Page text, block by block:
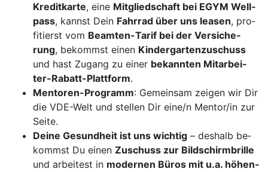
Kre­dit­kar­te, eine Mit­glied­schaft bei EGYM Well­
pass, kannst Dein Fahr­rad über uns lea­sen, pro­
fi­tierst vom Be­am­ten-Ta­rif bei der Ver­si­che­
rung, be­kommst ei­nen Kin­der­gar­ten­zu­schuss
und hast Zu­gang zu ei­ner be­kann­ten Mit­ar­bei­
ter-Ra­batt-Platt­form.
Men­to­ren-Pro­gramm: Ge­mein­sam zei­gen wir Dir
die VDE-Welt und stel­len Dir ei­ne/n Men­tor/in zur
Sei­te.
Dei­ne Ge­sund­heit ist uns wich­tig – des­halb be­
kommst Du ei­nen Zu­schuss zur Bild­schirm­bril­le
und ar­bei­test in mo­der­nen Bü­ros mit u.a. hö­hen­